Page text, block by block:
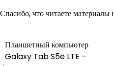
Спасибо, что читаете материалы
Навигация
Планшетный компьютер
Galaxy Tab S5e LTE –